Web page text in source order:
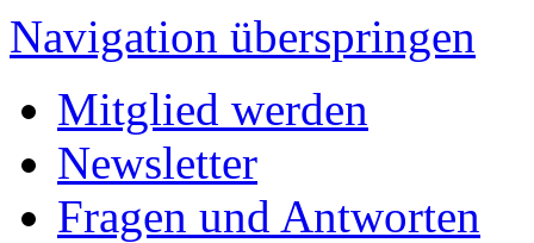
Navigation überspringen
Mitglied werden
Newsletter
Fragen und Antworten